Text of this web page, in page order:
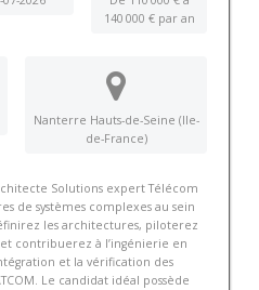
140 000 € par an
Nanterre Hauts-de-Seine (Ile-
de-France)
Solutions expert Télécom
de systèmes complexes au sein
les architectures, piloterez
contribuerez à l’ingénierie en
et la vérification des
Le candidat idéal possède